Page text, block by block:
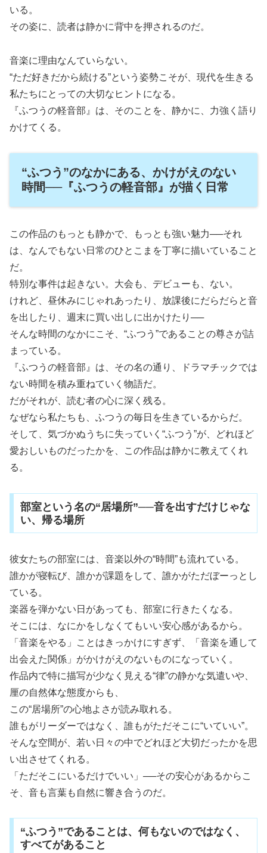
いる。
その姿に、読者は静かに背中を押されるのだ。
音楽に理由なんていらない。
“ただ好きだから続ける”という姿勢こそが、現代を生きる
私たちにとっての大切なヒントになる。
『ふつうの軽音部』は、そのことを、静かに、力強く語り
かけてくる。
“ふつう”のなかにある、かけがえのない
時間──『ふつうの軽音部』が描く日常
この作品のもっとも静かで、もっとも強い魅力──それ
は、なんでもない日常のひとこまを丁寧に描いていること
だ。
特別な事件は起きない。大会も、デビューも、ない。
けれど、昼休みにじゃれあったり、放課後にだらだらと音
を出したり、週末に買い出しに出かけたり──
そんな時間のなかにこそ、“ふつう”であることの尊さが詰
まっている。
『ふつうの軽音部』は、その名の通り、ドラマチックでは
ない時間を積み重ねていく物語だ。
だがそれが、読む者の心に深く残る。
なぜなら私たちも、ふつうの毎日を生きているからだ。
そして、気づかぬうちに失っていく“ふつう”が、どれほど
愛おしいものだったかを、この作品は静かに教えてくれ
る。
部室という名の“居場所”──音を出すだけじゃな
い、帰る場所
彼女たちの部室には、音楽以外の“時間”も流れている。
誰かが寝転び、誰かが課題をして、誰かがただぼーっとし
ている。
楽器を弾かない日があっても、部室に行きたくなる。
そこには、なにかをしなくてもいい安心感があるから。
「音楽をやる」ことはきっかけにすぎず、「音楽を通して
出会えた関係」がかけがえのないものになっていく。
作品内で特に描写が少なく見える“律”の静かな気遣いや、
厘の自然体な態度からも、
この“居場所”の心地よさが読み取れる。
誰もがリーダーではなく、誰もがただそこに“いていい”。
そんな空間が、若い日々の中でどれほど大切だったかを思
い出させてくれる。
「ただそこにいるだけでいい」──その安心があるからこ
そ、音も言葉も自然に響き合うのだ。
“ふつう”であることは、何もないのではなく、
すべてがあること